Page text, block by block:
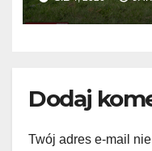
Dodaj
Twój adres e-mail